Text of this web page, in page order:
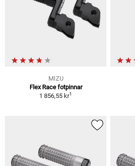
MIZU
Flex Race fotpinnar
1 856,55 kr1